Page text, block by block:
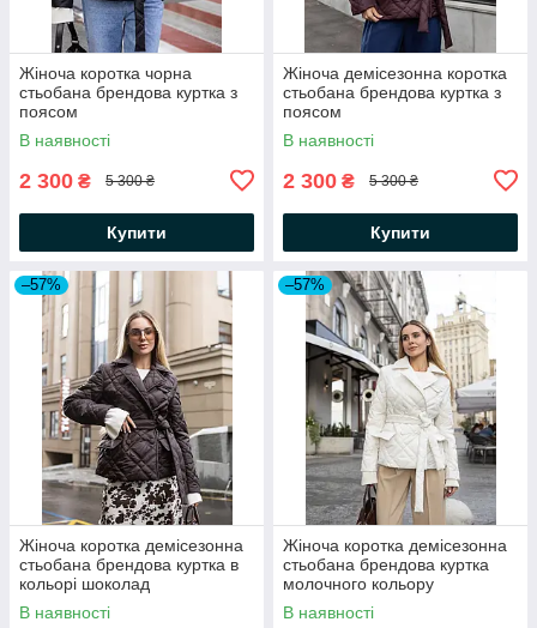
Жіноча коротка чорна
стьобана брендова куртка з
поясом
В наявності
2 300 ₴ 5 300 ₴
Купити
Жіноча демісезонна коротка
стьобана брендова куртка з
поясом
В наявності
2 300 ₴ 5 300 ₴
Купити
–57%
Жіноча коротка демісезонна
стьобана брендова куртка в
кольорі шоколад
В наявності
–57%
Жіноча коротка демісезонна
стьобана брендова куртка
молочного кольору
В наявності